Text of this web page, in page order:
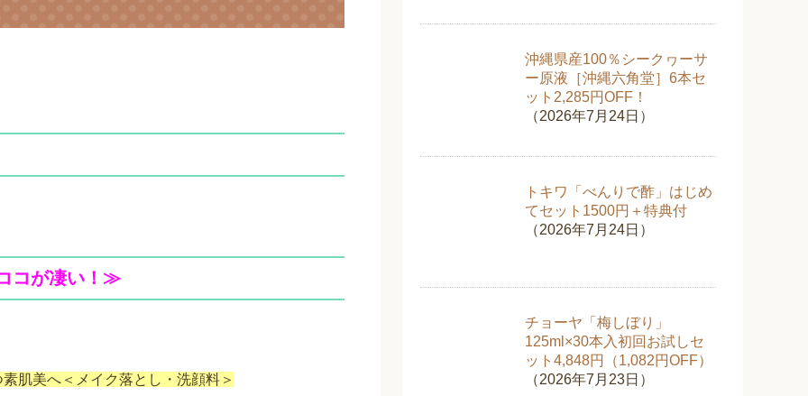
コが凄い！≫
肌美へ＜メイク落とし・洗顔料＞
沖縄県産100％シークヮーサ
ー原液［沖縄六角堂］6本セ
ット2,285円OFF！
（2026年7月24日）
トキワ「べんりで酢」はじめ
てセット1500円＋特典付
（2026年7月24日）
チョーヤ「梅しぼり」
125ml×30本入初回お試しセ
ット4,848円（1,082円OFF）
（2026年7月23日）